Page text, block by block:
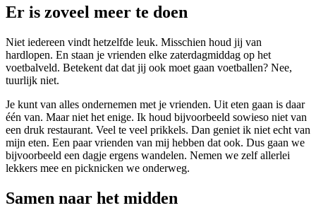
Er is zoveel meer te doen
Niet iedereen vindt hetzelfde leuk. Misschien houd jij van
hardlopen. En staan je vrienden elke zaterdagmiddag op het
voetbalveld. Betekent dat dat jij ook moet gaan voetballen? Nee,
tuurlijk niet.
Je kunt van alles ondernemen met je vrienden. Uit eten gaan is daar
één van. Maar niet het enige. Ik houd bijvoorbeeld sowieso niet van
een druk restaurant. Veel te veel prikkels. Dan geniet ik niet echt van
mijn eten. Een paar vrienden van mij hebben dat ook. Dus gaan we
bijvoorbeeld een dagje ergens wandelen. Nemen we zelf allerlei
lekkers mee en picknicken we onderweg.
Samen naar het midden